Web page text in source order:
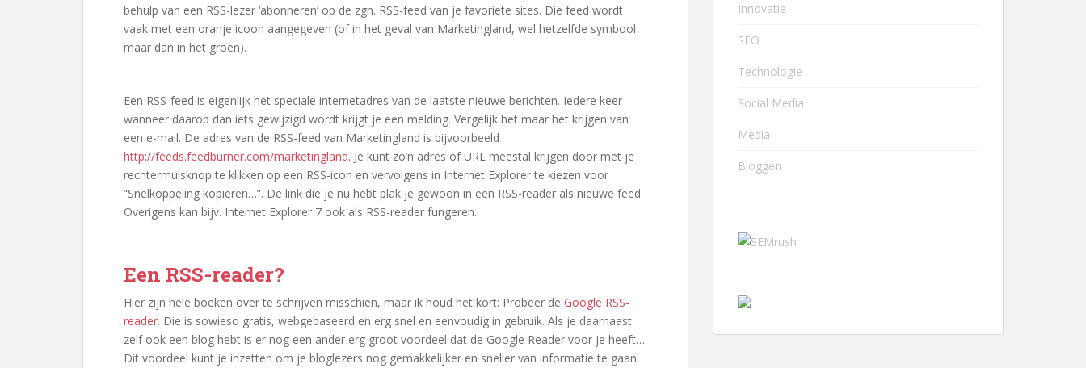
behulp van een RSS-lezer ‘abonneren’ op de zgn. RSS-feed van je favoriete sites. Die feed wordt
vaak met een oranje icoon aangegeven (of in het geval van Marketingland, wel hetzelfde symbool
maar dan in het groen).
Een RSS-feed is eigenlijk het speciale internetadres van de laatste nieuwe berichten. Iedere keer
wanneer daarop dan iets gewijzigd wordt krijgt je een melding. Vergelijk het maar het krijgen van
een e-mail. De adres van de RSS-feed van Marketingland is bijvoorbeeld
http://feeds.feedburner.com/marketingland. Je kunt zo’n adres of URL meestal krijgen door met je
rechtermuisknop te klikken op een RSS-icon en vervolgens in Internet Explorer te kiezen voor
“Snelkoppeling kopiëren…”. De link die je nu hebt plak je gewoon in een RSS-reader als nieuwe feed.
Overigens kan bijv. Internet Explorer 7 ook als RSS-reader fungeren.
Een RSS-reader?
Hier zijn hele boeken over te schrijven misschien, maar ik houd het kort: Probeer de Google RSS-
reader. Die is sowieso gratis, webgebaseerd en erg snel en eenvoudig in gebruik. Als je daarnaast
zelf ook een blog hebt is er nog een ander erg groot voordeel dat de Google Reader voor je heeft…
Dit voordeel kunt je inzetten om je bloglezers nog gemakkelijker en sneller van informatie te gaan
Innovatie
SEO
Technologie
Social Media
Media
Bloggen